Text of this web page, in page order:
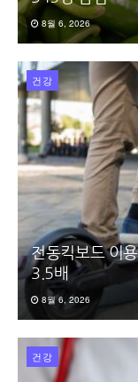
8월 6, 2026
건강
전동킥보드 이
3.5배
8월 6, 2026
건강